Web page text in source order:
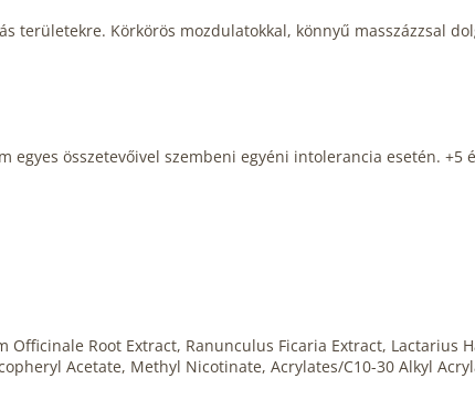
területekre. Körkörös mozdulatokkal, könnyű masszázzsal
egyes összetevőivel szembeni egyéni intolerancia esetén. +5
Root Extract, Ranunculus Ficaria Extract, Lactarius
Acetate, Methyl Nicotinate, Acrylates/C10-30 Alkyl